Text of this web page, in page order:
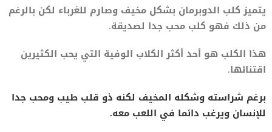
يتميز كلب الدوبرمان بشكل مخيف وصارم للغرباء لكن بالرغم
من ذلك فهو كلب محب جدا لصديقة.
هذا الكلب هو أحد أكثر الكلاب الوفية التي يحب الكثيرين
اقتنائها.
برغم شراسته وشكله المخيف لكنه ذو قلب طيب ومحب جدا
للإنسان ويرغب دائما في اللعب معه.